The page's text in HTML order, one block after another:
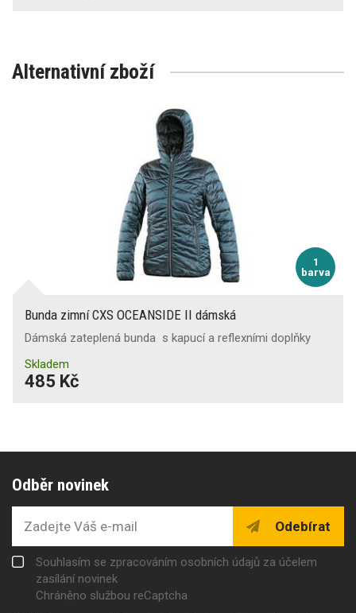
Alternativní zboží
1
barva
Bunda zimní CXS OCEANSIDE II dámská
Dámská zateplená bunda s kapucí a reflexními doplňky
Skladem
485 Kč
Odběr novinek
Odebírat
Souhlasím se zpracováním osobních údajů za účelem
zasílání novinek
Chráněno službou reCaptcha